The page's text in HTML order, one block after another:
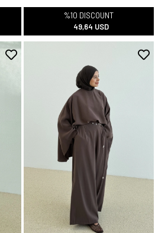
%10 DISCOUNT
49,64 USD